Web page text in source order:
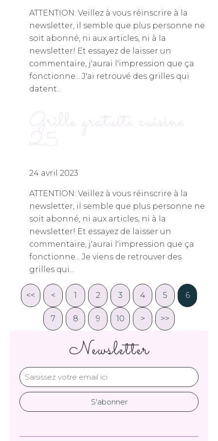
ATTENTION: Veillez à vous réinscrire à la
newsletter, il semble que plus personne ne
soit abonné, ni aux articles, ni à la
newsletter! Et essayez de laisser un
commentaire, j'aurai l'impression que ça
fonctionne... J'ai retrouvé des grilles qui
datent...
Grille gratuite cuisine
25
24 avril 2023
ATTENTION: Veillez à vous réinscrire à la
newsletter, il semble que plus personne ne
soit abonné, ni aux articles, ni à la
newsletter! Et essayez de laisser un
commentaire, j'aurai l'impression que ça
fonctionne... Je viens de retrouver des
grilles qui...
<< < 1 2 3 4 5 6
7 8 9 10 20
30
40
50
60
70
80
90
100
200
> >>
Newsletter